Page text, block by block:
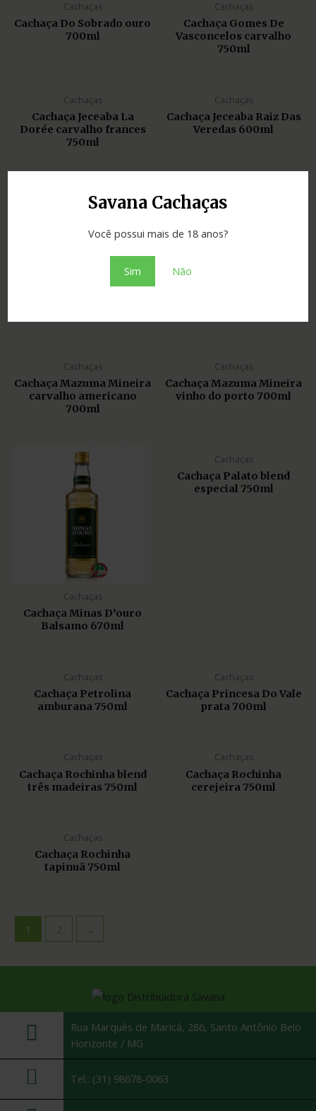
Savana Cachaças
Você possui mais de 18 anos?
Sim Não
Cachaças
Cachaça Do Sobrado ouro
700ml
Cachaças
Cachaça Gomes De
Vasconcelos carvalho
750ml
Cachaças
Cachaça Jeceaba La
Dorée carvalho frances
750ml
Cachaças
Cachaça Jeceaba Raiz Das
Veredas 600ml
Cachaças
Cachaça Jotapê
Cachaça Matriarca
especial 700ml (BA)
Cachaças
Cachaça Mazuma Mineira
carvalho americano
700ml
Cachaças
Cachaça Mazuma Mineira
vinho do porto 700ml
Cachaças
Cachaça Minas D’ouro
Balsamo 670ml
Cachaças
Cachaça Palato blend
especial 750ml
Cachaças
Cachaça Petrolina
amburana 750ml
Cachaças
Cachaça Princesa Do Vale
prata 700ml
Cachaças
Cachaça Rochinha blend
três madeiras 750ml
Cachaças
Cachaça Rochinha
cerejeira 750ml
Cachaças
Cachaça Rochinha
tapinuã 750ml
1 2 →
Rua Marquês de Maricá, 286, Santo Antônio Belo
Horizonte / MG
Tel.: (31) 98678-0063